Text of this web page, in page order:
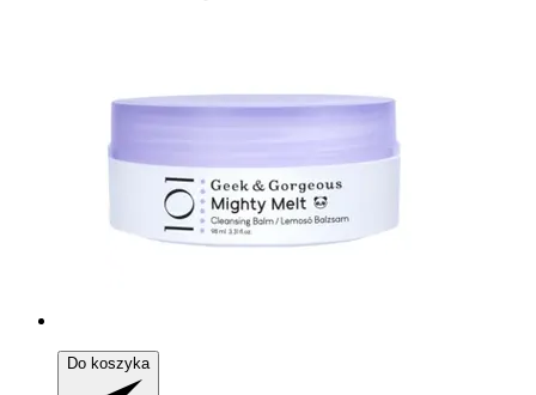
Do koszyka